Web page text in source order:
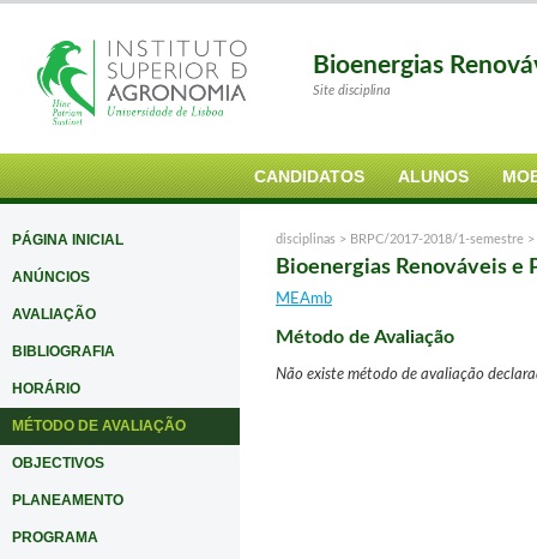
Bioenergias
Site disciplina
CANDIDATOS ALUNOS
PÁGINA INICIAL
ANÚNCIOS
AVALIAÇÃO
BIBLIOGRAFIA
HORÁRIO
MÉTODO DE AVALIAÇÃO
OBJECTIVOS
PLANEAMENTO
PROGRAMA
disciplinas > BRPC/2017-2018/1-semestre >
Bioenergias Renováveis e
MEAmb
Método de Avaliação
Não existe método de avaliação